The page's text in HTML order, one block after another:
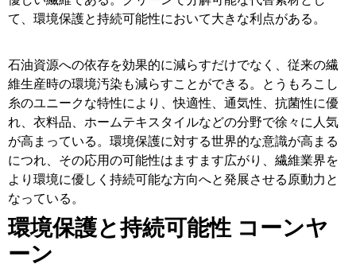
て、環境保護と持続可能性において大きな利点がある。
石油資源への依存を効果的に減らすだけでなく、従来の繊
維生産時の環境汚染も減らすことができる。とうもろこし
糸のユニークな特性により、快適性、通気性、抗菌性に優
れ、衣料品、ホームテキスタイルなどの分野で徐々に人気
が高まっている。環境保護に対する世界的な意識が高まる
につれ、その応用の可能性はますます広がり、繊維業界を
より環境に優しく持続可能な方向へと発展させる原動力と
なっている。
環境保護と持続可能性コーンヤ
ーン